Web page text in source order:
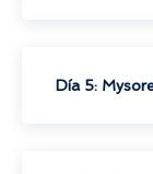
Día 5: